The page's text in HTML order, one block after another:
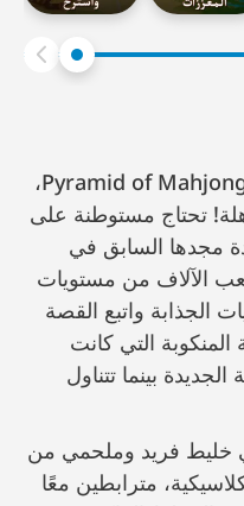
سافر إلى العصور القديمة في Pyramid of Mahjong،
تحتاج مستوطنة على
مجدها السابق في
الآلاف من مستويات
الجذابة واتبع القصة
التي كانت
بينما تتناول
خليط فريد وملحمي من
مترابطين معًا